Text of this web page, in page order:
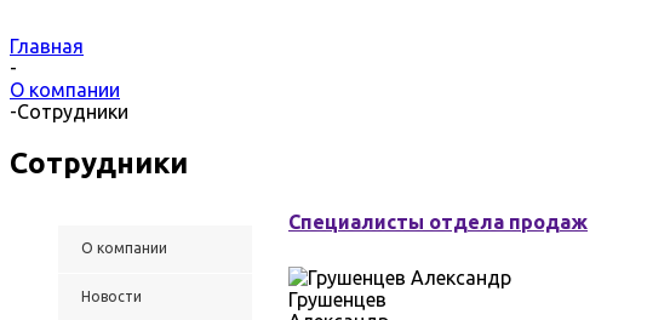
Главная
-
О компании
-Сотрудники
Сотрудники
О компании
Новости
Специалисты отдела продаж
Грушенцев